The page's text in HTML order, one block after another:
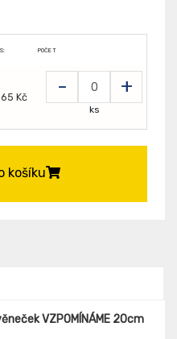
POČET
Kč - +
ks
košíku
VZPOMÍNÁME 20cm